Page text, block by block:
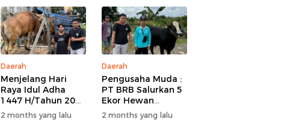
Daerah
Menjelang Hari
Raya Idul Adha
1447 H/Tahun 2026
M, PT BRB Salurkan
5 Ekor Hewan
2 months yang lalu
Daerah
Pengusaha Muda :
PT BRB Salurkan 5
Ekor Hewan
Kurban Kepada
Warga Khususnya
2 months yang lalu